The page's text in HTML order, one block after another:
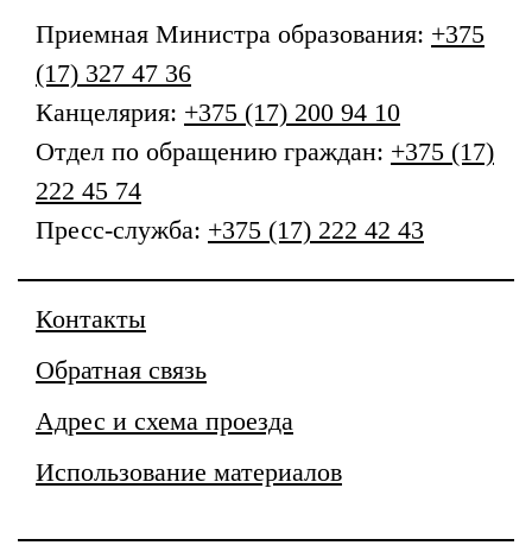
Приемная Министра образования: +375
(17) 327 47 36
Канцелярия: +375 (17) 200 94 10
Отдел по обращению граждан: +375 (17)
222 45 74
Пресс-служба: +375 (17) 222 42 43
Контакты
Обратная связь
Адрес и схема проезда
Использование материалов